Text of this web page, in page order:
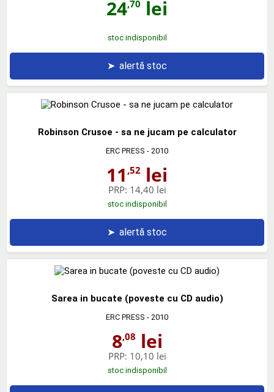
24,70 lei
stoc indisponibil
➤ alertă stoc
Robinson Crusoe - sa ne jucam pe calculator
ERC PRESS - 2010
11 ,52 lei
PRP: 14,40 lei
stoc indisponibil
➤ alertă stoc
Sarea in bucate (poveste cu CD audio)
ERC PRESS - 2010
8,08 lei
PRP: 10,10 lei
stoc indisponibil